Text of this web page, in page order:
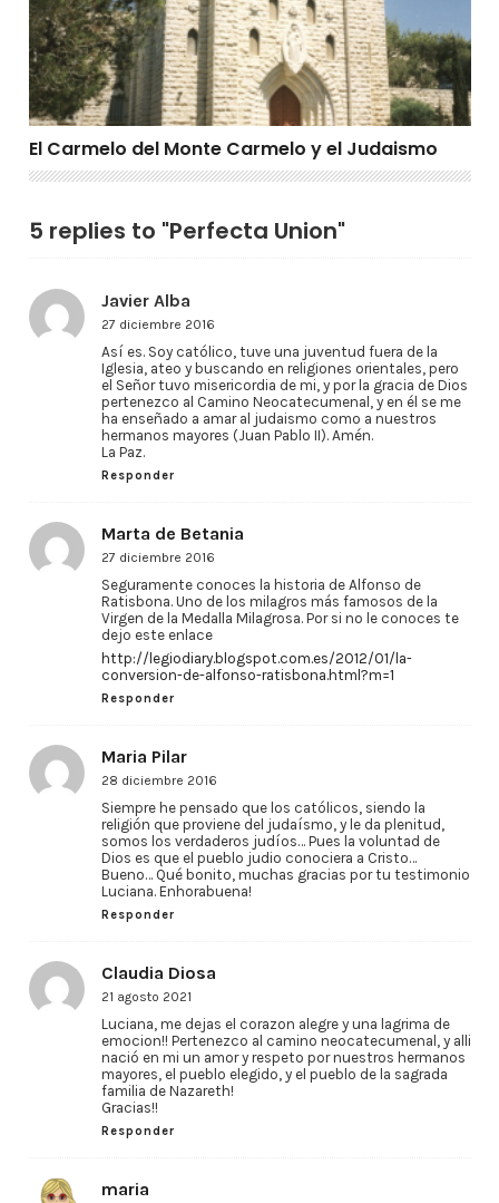
El Carmelo del Monte Carmelo y el Judaismo
5 replies to "Perfecta Union"
Javier Alba
27 diciembre 2016
Así es. Soy católico, tuve una juventud fuera de la
Iglesia, ateo y buscando en religiones orientales, pero
el Señor tuvo misericordia de mi, y por la gracia de Dios
pertenezco al Camino Neocatecumenal, y en él se me
ha enseñado a amar al judaismo como a nuestros
hermanos mayores (Juan Pablo II). Amén.
La Paz.
Responder
Marta de Betania
27 diciembre 2016
Seguramente conoces la historia de Alfonso de
Ratisbona. Uno de los milagros más famosos de la
Virgen de la Medalla Milagrosa. Por si no le conoces te
dejo este enlace
http://legiodiary.blogspot.com.es/2012/01/la-
conversion-de-alfonso-ratisbona.html?m=1
Responder
Maria Pilar
28 diciembre 2016
Siempre he pensado que los católicos, siendo la
religión que proviene del judaísmo, y le da plenitud,
somos los verdaderos judíos… Pues la voluntad de
Dios es que el pueblo judio conociera a Cristo…
Bueno… Qué bonito, muchas gracias por tu testimonio
Luciana. Enhorabuena!
Responder
Claudia Diosa
21 agosto 2021
Luciana, me dejas el corazon alegre y una lagrima de
emocion!! Pertenezco al camino neocatecumenal, y alli
nació en mi un amor y respeto por nuestros hermanos
mayores, el pueblo elegido, y el pueblo de la sagrada
familia de Nazareth!
Gracias!!
Responder
maria